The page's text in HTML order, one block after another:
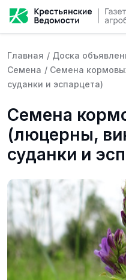
Главная / Доска
Семена / Семена
суданки и эспарцета)
Семена
(люцерны,
суданки и